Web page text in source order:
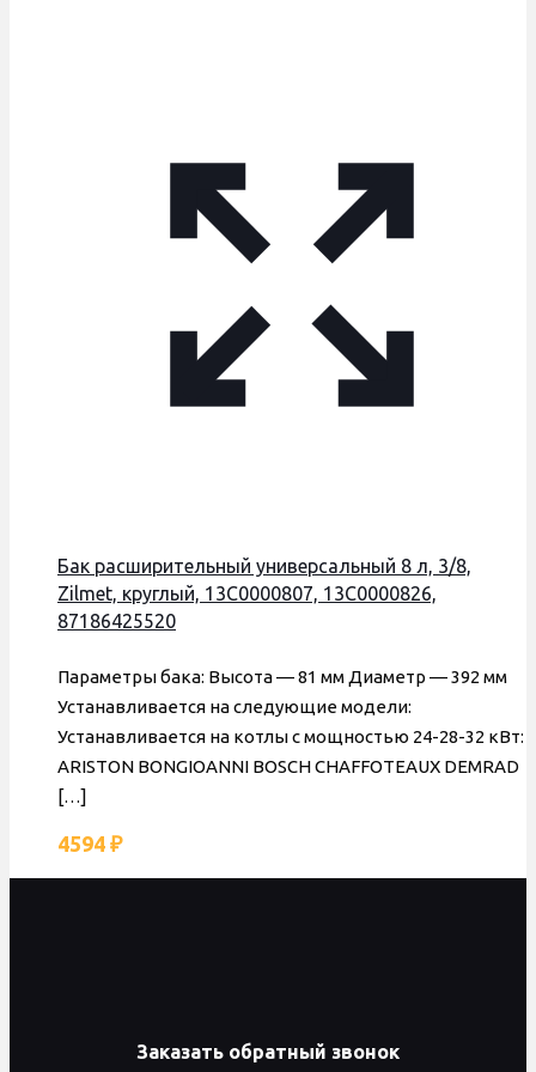
Бак расширительный универсальный 8 л, 3/8,
Zilmet, круглый, 13C0000807, 13C0000826,
87186425520
Параметры бака: Высота — 81 мм Диаметр — 392 мм
Устанавливается на следующие модели:
Устанавливается на котлы с мощностью 24-28-32 кВт:
ARISTON BONGIOANNI BOSCH CHAFFOTEAUX DEMRAD
[…]
4594 ₽
Заказать обратный звонок